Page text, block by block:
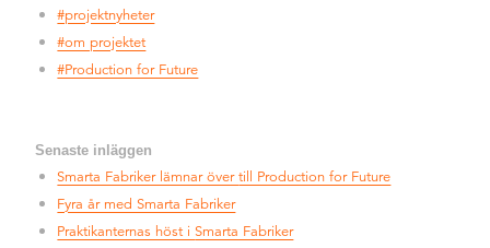
#projektnyheter
#om projektet
#Production for Future
Senaste inläggen
Smarta Fabriker lämnar övertill Production for Future
Fyra år med Smarta Fabriker
Praktikanternas höst iSmarta Fabriker